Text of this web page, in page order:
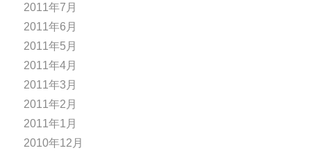
2011年7月
2011年6月
2011年5月
2011年4月
2011年3月
2011年2月
2011年1月
2010年12月